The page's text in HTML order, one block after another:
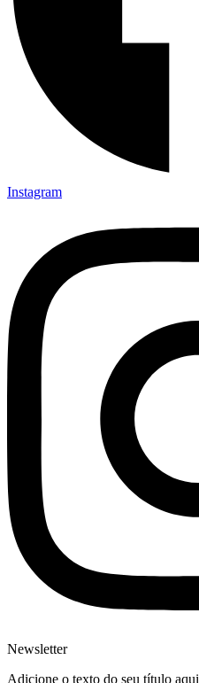
Instagram
Newsletter
Adicione o texto do seu título aqui